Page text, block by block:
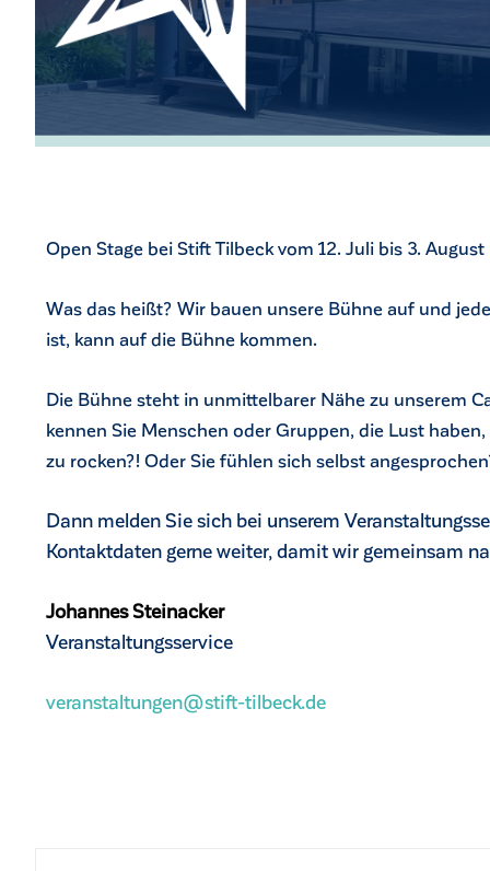
Open Stage bei Stift Tilbeck vom 12. Juli bis 3.
Was das heißt? Wir bauen unsere Bühne auf und
ist, kann auf die Bühne kommen.
Die Bühne steht in unmittelbarer Nähe zu unserem
kennen Sie Menschen oder Gruppen, die Lust
zu rocken?! Oder Sie fühlen sich selbst
Dann melden Sie sich bei unserem
Kontaktdaten gerne weiter, damit wir gemeinsam
Johannes Steinacker
Veranstaltungsservice
veranstaltungen@stift-tilbeck.de